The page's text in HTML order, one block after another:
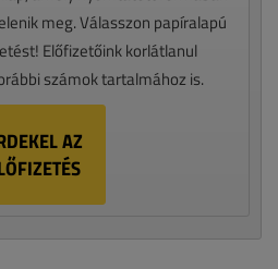
meg. Válasszon papíralapú
Előfizetőink korlátlanul
számok tartalmához is.
AZ